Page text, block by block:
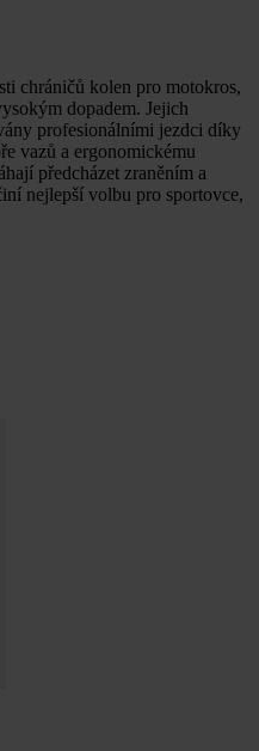
chráničů kolen pro motokros,
dopadem. Jejich
profesionálními jezdci díky
vazů a ergonomickému
předcházet zraněním a
nejlepší volbu pro sportovce,